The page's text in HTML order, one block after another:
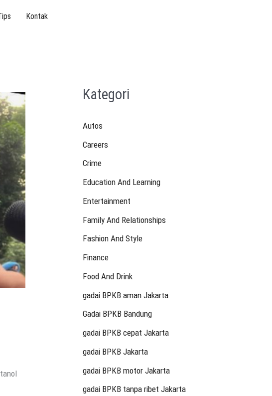
Kontak
Kategori
Autos
Careers
Crime
Education And Learning
Entertainment
Family And Relationships
Fashion And Style
Finance
Food And Drink
gadai BPKB aman Jakarta
Gadai BPKB Bandung
gadai BPKB cepat Jakarta
gadai BPKB Jakarta
gadai BPKB motor Jakarta
gadai BPKB tanpa ribet Jakarta